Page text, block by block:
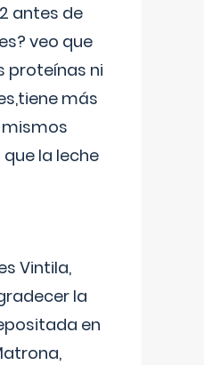
antes de
veo que
proteínas ni
más
la leche
Vintila,
la
en